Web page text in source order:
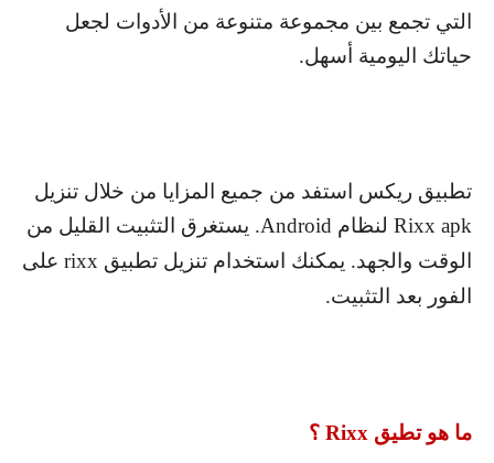
التي تجمع بين مجموعة متنوعة من الأدوات لجعل
حياتك اليومية أسهل.
تطبيق ريكس استفد من جميع المزايا من خلال تنزيل
Rixx apk لنظام Android. يستغرق التثبيت القليل من
الوقت والجهد. يمكنك استخدام تنزيل تطبيق rixx على
الفور بعد التثبيت.
ما هو تطيق Rixx ؟